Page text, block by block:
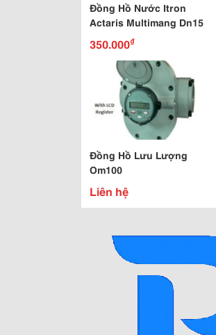
Đồng Hồ Nước Itron
Actaris Multimang Dn15
350.000₫
Đồng Hồ Lưu Lượng
Om100
Liên hệ